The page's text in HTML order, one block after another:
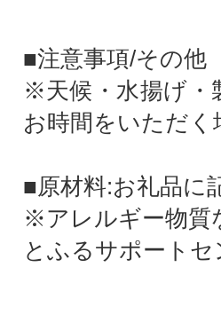
■注意事項/その他
※天候・水揚げ・
お時間をいただ
■原材料:お礼品に
※アレルギー物質
とふるサポート